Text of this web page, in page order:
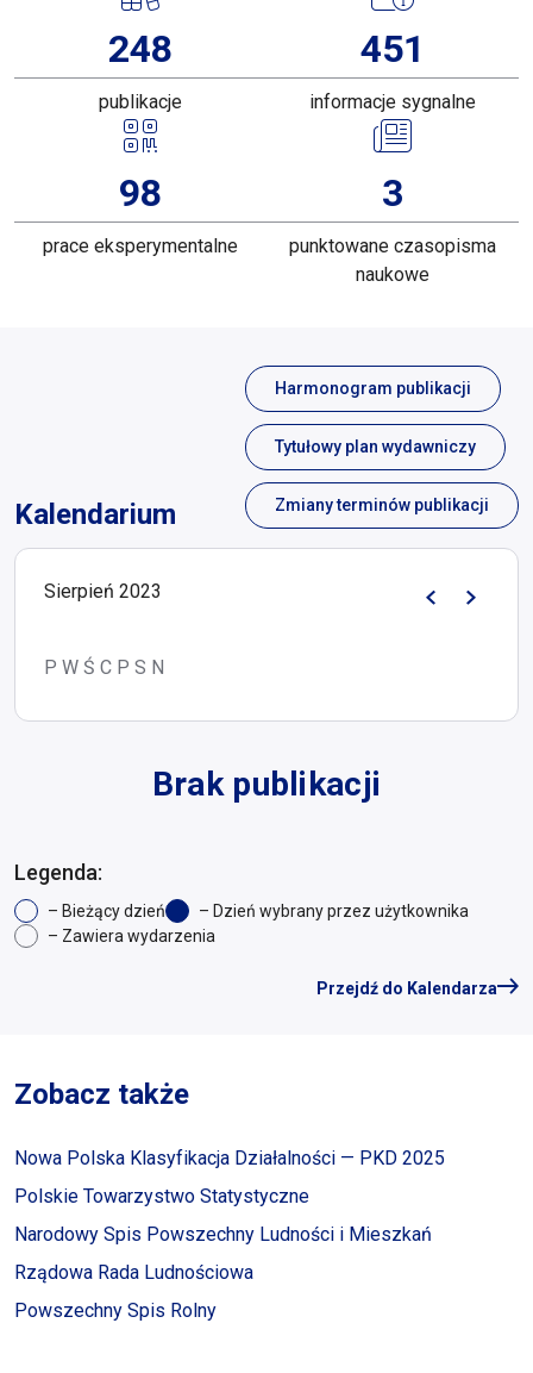
248
publikacje
451
informacje sygnalne
98
prace eksperymentalne
3
punktowane czasopisma
naukowe
Kalendarium
Harmonogram publikacji
Tytułowy plan wydawniczy
Zmiany terminów publikacji
Sierpień 2023
P W Ś C P S N
Brak publikacji
Legenda:
– Bieżący dzień
– Dzień wybrany przez użytkownika
– Zawiera wydarzenia
Przejdź do Kalendarza
Zobacz także
Nowa Polska Klasyfikacja Działalności — PKD 2025
Polskie Towarzystwo Statystyczne
Narodowy Spis Powszechny Ludności i Mieszkań
Rządowa Rada Ludnościowa
Powszechny Spis Rolny